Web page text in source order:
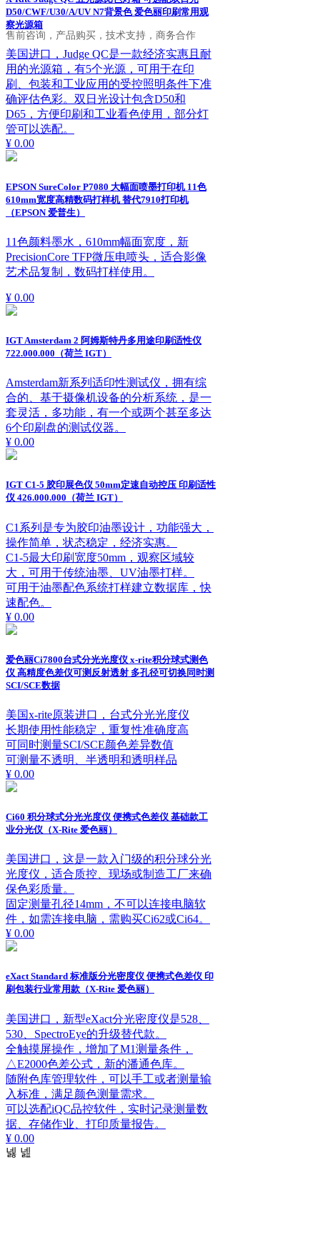
D50/CWF/U30/A/UV N7背景色 爱色丽印刷常用观
察光源箱
美国进口，Judge QC是一款经济实惠且耐
用的光源箱，有5个光源，可用于在印
刷、包装和工业应用的受控照明条件下准
确评估色彩。双日光设计包含D50和
D65，方便印刷和工业看色使用，部分灯
管可以选配。
¥ 0.00
EPSON SureColor P7080 大幅面喷墨打印机 11色
610mm宽度高精数码打样机 替代7910打印机
（EPSON 爱普生）
11色颜料墨水，610mm幅面宽度，新
PrecisionCore TFP微压电喷头，适合影像
艺术品复制，数码打样使用。
¥ 0.00
IGT Amsterdam 2 阿姆斯特丹多用途印刷适性仪
722.000.000（荷兰 IGT）
Amsterdam新系列适印性测试仪，拥有综
合的、基于摄像机设备的分析系统，是一
套灵活，多功能，有一个或两个甚至多达
6个印刷盘的测试仪器。
¥ 0.00
IGT C1-5 胶印展色仪 50mm定速自动控压 印刷适性
仪 426.000.000（荷兰 IGT）
C1系列是专为胶印油墨设计，功能强大，
操作简单，状态稳定，经济实惠。
C1-5最大印刷宽度50mm，观察区域较
大，可用于传统油墨、UV油墨打样。
可用于油墨配色系统打样建立数据库，快
速配色。
¥ 0.00
爱色丽Ci7800台式分光光度仪 x-rite积分球式测色
仪 高精度色差仪可测反射透射 多孔径可切换同时测
SCI/SCE数据
美国x-rite原装进口，台式分光光度仪
长期使用性能稳定，重复性准确度高
可同时测量SCI/SCE颜色差异数值
可测量不透明、半透明和透明样品
¥ 0.00
Ci60 积分球式分光光度仪 便携式色差仪 基础款工
业分光仪（X-Rite 爱色丽）
美国进口，这是一款入门级的积分球分光
光度仪，适合质控、现场或制造工厂来确
保色彩质量。
固定测量孔径14mm，不可以连接电脑软
件，如需连接电脑，需购买Ci62或Ci64。
¥ 0.00
eXact Standard 标准版分光密度仪 便携式色差仪 印
刷包装行业常用款（X-Rite 爱色丽）
美国进口，新型eXact分光密度仪是528、
530、SpectroEye的升级替代款。
全触摸屏操作，增加了M1测量条件，
△E2000色差公式，新的潘通色库。
随附色库管理软件，可以手工或者测量输
入标准，满足颜色测量需求。
可以选配iQC品控软件，实时记录测量数
据、存储作业、打印质量报告。
¥ 0.00
넳 넲
售前咨询，产品购买，技术支持，商务合作